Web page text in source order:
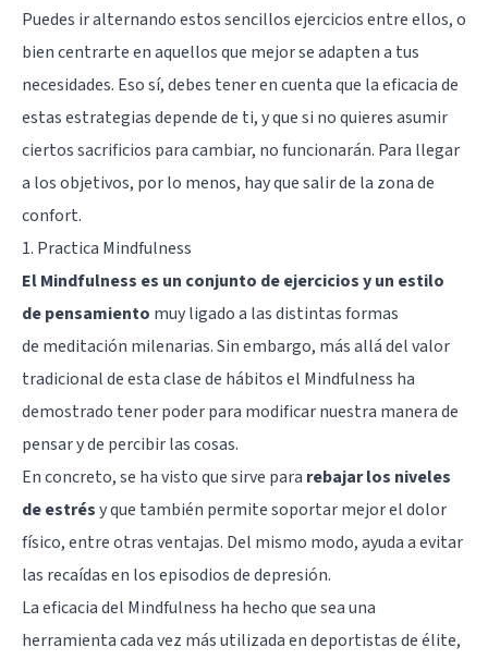
Puedes ir alternando estos sencillos ejercicios entre ellos, o
bien centrarte en aquellos que mejor se adapten a tus
necesidades. Eso sí, debes tener en cuenta que la eficacia de
estas estrategias depende de ti, y que si no quieres asumir
ciertos sacrificios para cambiar, no funcionarán. Para llegar
a los objetivos, por lo menos, hay quesalir de la zona de
confort.
1. Practica Mindfulness
El Mindfulness es un conjunto de ejercicios y un estilo
de pensamiento muy ligado a las distintas formas
de meditación milenarias. Sin embargo, más allá del valor
tradicional de esta clase de hábitos el Mindfulness ha
demostrado tener poder para modificar nuestra manera de
pensar y de percibir las cosas.
En concreto, se ha visto que sirve para rebajar los niveles
de estrésy que también permite soportar mejor el dolor
físico, entre otras ventajas. Del mismo modo, ayuda a evitar
las recaídas en los episodios de depresión.
La eficacia del Mindfulness ha hecho que sea una
herramienta cada vez más utilizada en deportistas de élite,